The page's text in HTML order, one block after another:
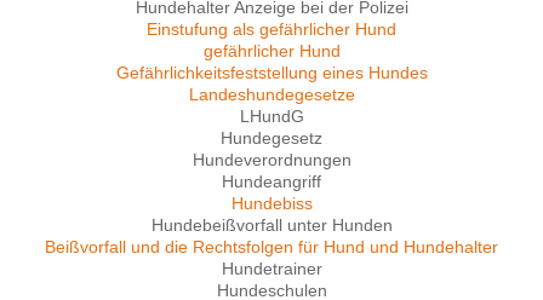
Hundehalter Anzeige bei der Polizei
Einstufung als gefährlicher Hund
gefährlicher Hund
Gefährlichkeitsfeststellung eines Hundes
Landeshundegesetze
LHundG
Hundegesetz
Hundeverordnungen
Hundeangriff
Hundebiss
Hundebeißvorfall unter Hunden
Beißvorfall und die Rechtsfolgen für Hund und Hundehalter
Hundetrainer
Hundeschulen